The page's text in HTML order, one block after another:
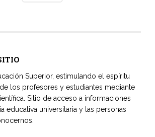
Superior, estimulando el espíritu
los profesores y estudiantes mediante
Sitio de acceso a informaciones
educativa universitaria y las personas